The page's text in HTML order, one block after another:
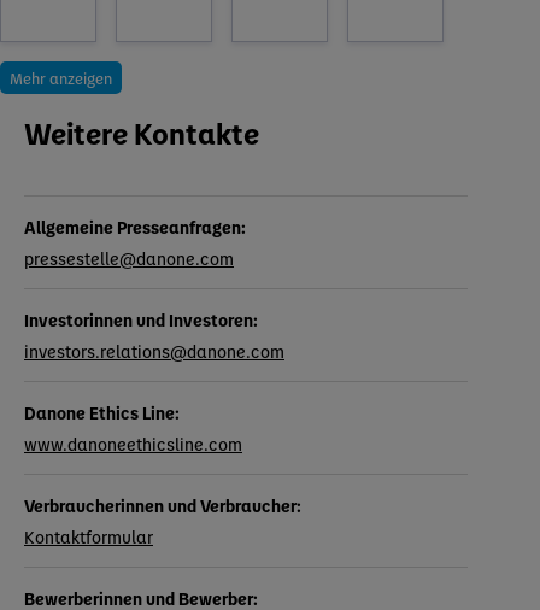
Mehr anzeigen
Weitere Kontakte
Allgemeine Presseanfragen:
pressestelle@danone.com
Investorinnen und Investoren:
investors.relations@danone.com
Danone Ethics Line:
www.danoneethicsline.com
Verbraucherinnen und Verbraucher:
Kontaktformular
Bewerberinnen und Bewerber: